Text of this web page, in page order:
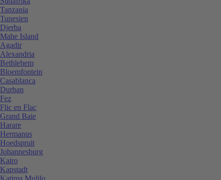
Tanzania
Tunesien
Djerba
Mahe Island
Agadir
Alexandria
Bethlehem
Bloemfontein
Casablanca
Durban
Fez
Flic en Flac
Grand Baie
Harare
Hermanus
Hoedspruit
Johannesburg
Kairo
Kapstadt
Katima Mulilo